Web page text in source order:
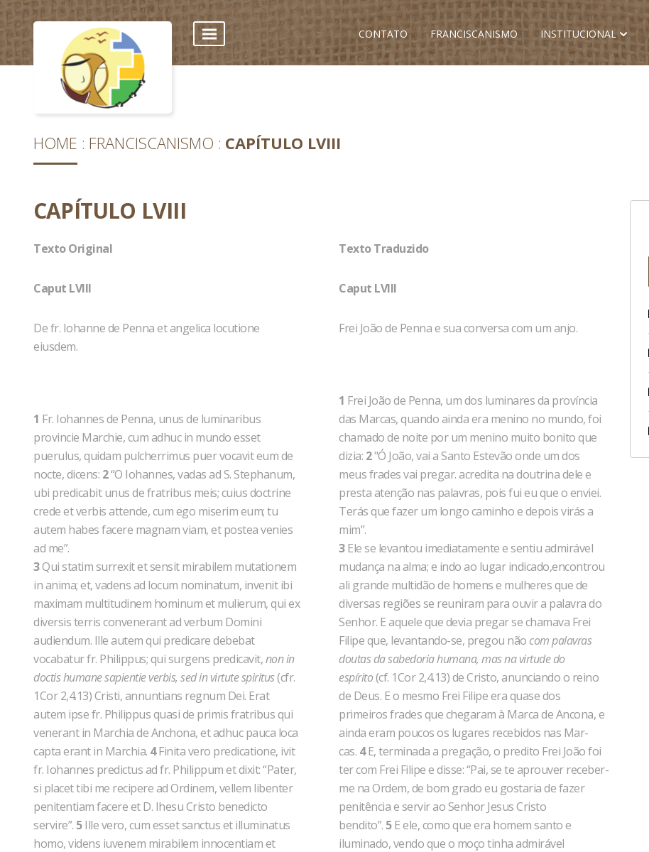
CONTATO FRANCISCANISMO INSTITUCIONAL
HOME FRANCISCANISMO CAPÍTULO LVIII
CAPÍTULO LVIII
Texto Original
Caput LVIII
De fr. Iohanne de Penna et angelica locutione
eiusdem.
1 Fr. Iohannes de Penna, unus de luminaribus
provincie Marchie, cum adhuc in mundo esset
puerulus, quidam pulcherrimus puer vocavit eum de
nocte, dicens: 2“O Iohannes, vadas ad S. Stephanum,
ubi predicabit unus de fratribus meis; cuius doctrine
crede et verbis attende, cum ego miserim eum; tu
autem habes facere magnam viam, et postea venies
ad me”.
3Qui statim surrexit et sensit mirabilem mutationem
in anima; et, vadens ad locum nominatum, invenit ibi
maximam multitudinem hominum et mulierum, qui ex
diversis terris convenerant ad verbum Domini
audiendum. Ille autem qui predicare debebat
vocabatur fr. Philippus; qui surgens predicavit,non in
doctis humane sapientie verbis, sed in virtute spiritus(cfr.
1Cor 2,4.13)Cristi, annuntians regnum Dei. Erat
autem ipse fr. Philippus quasi de primis fratribus qui
venerant in Marchia de Anchona, et adhuc pauca loca
capta erant in Marchia. 4Finita vero predicatione, ivit
fr. Iohannes predictus ad fr. Philippum et dixit: “Pater,
si placet tibi me recipere ad Ordinem, vellem libenter
penitentiam facere et D. Ihesu Cristo benedicto
servire”. 5Ille vero, cum esset sanctus et illuminatus
homo, videns iuvenem mirabilem innocentiam et
Texto Traduzido
Caput LVIII
Frei João de Penna e sua conversa com um anjo.
1 Frei João de Penna, um dos luminares da província
das Mar­cas, quando ainda era menino no mundo, foi
chamado de noite por um menino muito bonito que
dizia: 2"Ó João, vai a Santo Estevão onde um dos
meus frades vai pregar. acredita na doutrina dele e
presta atenção nas palavras, pois fui eu que o enviei.
Terás que fazer um longo caminho e depois virás a
mim”.
3Ele se levantou imediatamente e sentiu admirável
mudança na alma; e indo ao lugar indicado,encontrou
ali grande multidão de homens e mulheres que de
diversas regiões se reuniram para ouvir a palavra do
Senhor. E aquele que devia pregar se chamava Frei
Filipe que, levantando-se, pregou não com palavras
doutas da sabedoria humana, mas na virtude do
espírito(cf. 1Cor 2,4.13) de Cristo, anunciando o reino
de Deus. E o mesmo Frei Filipe era quase dos
primeiros frades que chegaram à Marca de Ancona, e
ainda eram poucos os lugares recebidos nas Mar­
cas. 4E, terminada a pregação, o predito Frei João foi
ter com Frei Filipe e disse: “Pai, se te aprouver receber-
me na Ordem, de bom grado eu gostaria de fazer
penitência e servir ao Senhor Jesus Cristo
bendito”. 5E ele, como que era homem santo e
iluminado, vendo que o moço tinha admirável